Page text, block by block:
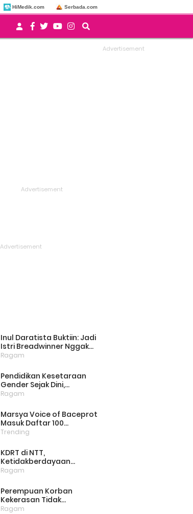
HiMedik.com Serbada.com
Inul Daratista Buktiin: Jadi
Istri Breadwinner Nggak
Bikin Suami Minder, Asal
Dukung
Ragam
Pendidikan Kesetaraan
Gender Sejak Dini,
Psikolog: Anak Laki-Laki
Ragam
Marsya Voice of Baceprot
Masuk Daftar 100
Perempuan Inspiratif dan
Versi BBC
Trending
KDRT di NTT,
Ketidakberdayaan
Perempuan Masih Menjadi
Ragam
Perempuan Korban
Kekerasan Tidak
Bercerita, Victim Blaming
Ragam